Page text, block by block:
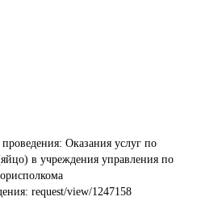
Оказания услуг по
в учреждения управления по
request/view/1247158